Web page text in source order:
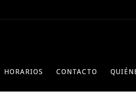
HORARIOS CONTACTO